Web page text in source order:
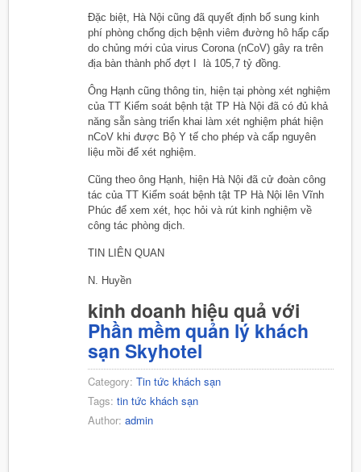
Đặc biệt, Hà Nội cũng đã quyết định bổ sung kinh
phí phòng chống dịch bệnh viêm đường hô hấp cấp
do chủng mới của virus Corona (nCoV) gây ra trên
địa bàn thành phố đợt I là 105,7 tỷ đồng.
Ông Hạnh cũng thông tin, hiện tại phòng xét nghiệm
của TT Kiểm soát bệnh tật TP Hà Nội đã có đủ khả
năng sẵn sàng triển khai làm xét nghiệm phát hiện
nCoV khi được Bộ Y tế cho phép và cấp nguyên
liệu mồi để xét nghiệm.
Cũng theo ông Hạnh, hiện Hà Nội đã cử đoàn công
tác của TT Kiểm soát bệnh tật TP Hà Nội lên Vĩnh
Phúc để xem xét, học hỏi và rút kinh nghiệm về
công tác phòng dịch.
TIN LIÊN QUAN
N. Huyền
kinh doanh hiệu quả với
Phần mềm quản lý khách
sạn Skyhotel
Category: Tin tức khách sạn
Tags: tin tức khách sạn
Author: admin